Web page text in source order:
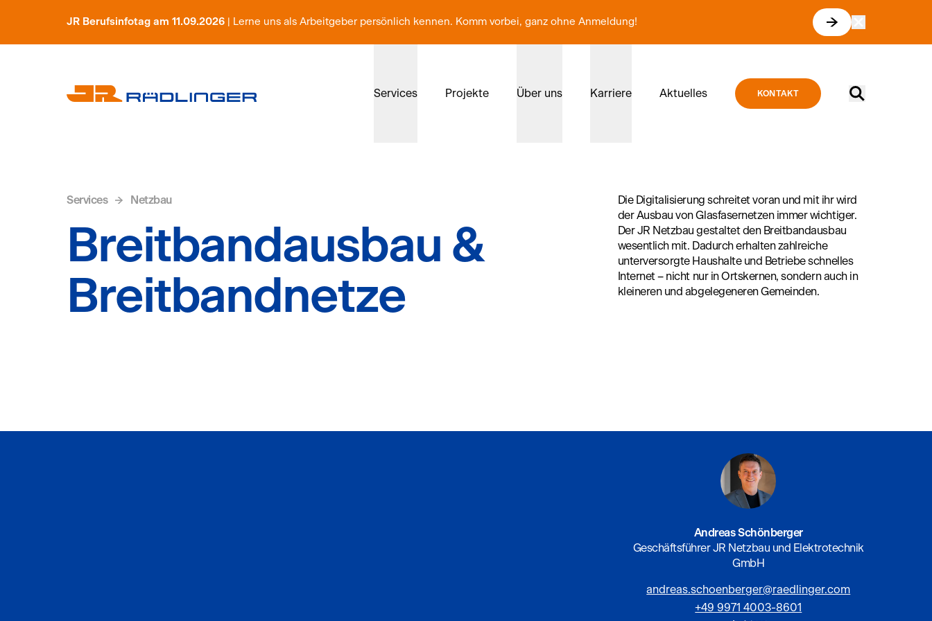
JR Berufsinfotag am 11.09.2026 | Lerne uns als Arbeitgeber persönlich kennen. Komm vorbei, ganz ohne Anmeldung!
Services Projekte Über uns Karriere Aktuelles KONTAKT Suche
Services Netzbau
Breitbandausbau &
Breitbandnetze
Die Digitalisierung schreitet voran und mit ihr wird
der Ausbau von Glasfasernetzen immer wichtiger.
Der JR Netzbau gestaltet den Breitbandausbau
wesentlich mit. Dadurch erhalten zahlreiche
unterversorgte Haushalte und Betriebe schnelles
Internet – nicht nur in Ortskernen, sondern auch in
kleineren und abgelegeneren Gemeinden.
Andreas Schönberger
Geschäftsführer JR Netzbau und Elektrotechnik
GmbH
andreas.schoenberger@raedlinger.com
+49 9971 4003-8601